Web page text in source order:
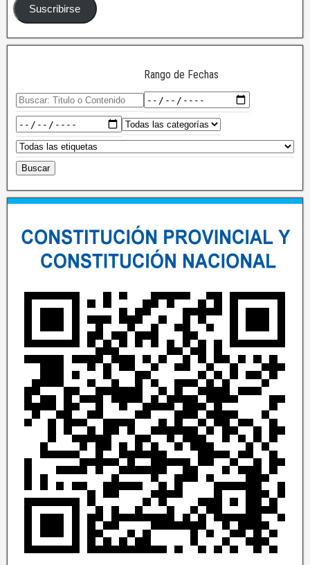
Suscribirse
Rango de Fechas